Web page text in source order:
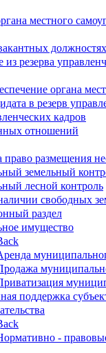
местного
резерва
органа
в резерв
кадров
отношений
размещения
земельный
лесной контроль
свободных
раздел
имущество
поддержка
-